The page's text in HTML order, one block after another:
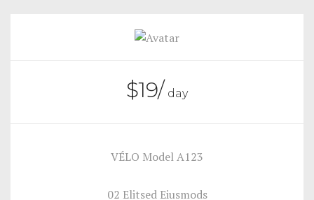
$19/ day
VÉLO Model A123
02 Elitsed Eiusmods